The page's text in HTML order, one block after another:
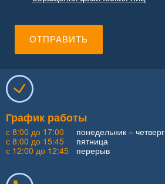
График работы
с 8:00 до 17:00
понедельник – четверг
с 8:00 до 15:45
пятница
с 12:00 до 12:45
перерыв